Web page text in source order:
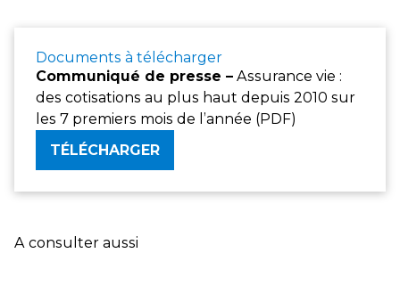
Documents à télécharger
Communiqué de presse – Assurance vie :
des cotisations au plus haut depuis 2010 sur
les 7 premiers mois de l’année (PDF)
TÉLÉCHARGER
A consulter aussi